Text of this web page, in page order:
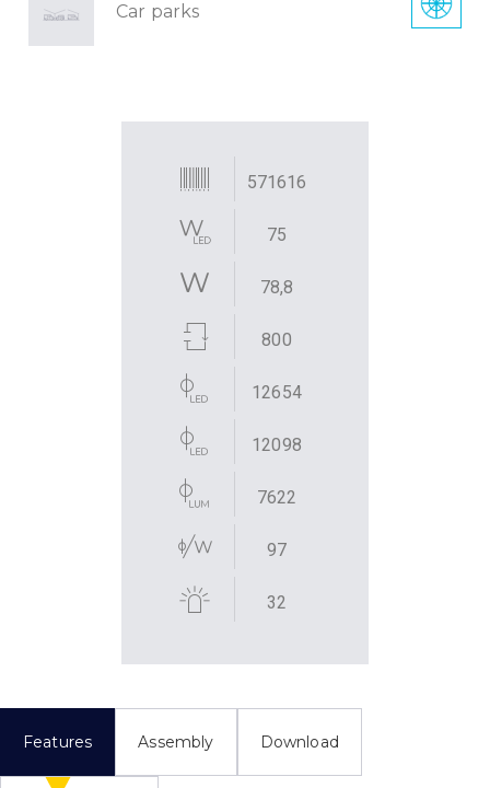
Car parks
571616
75
78,8
800
12654
12098
7622
97
32
Features Assembly Download